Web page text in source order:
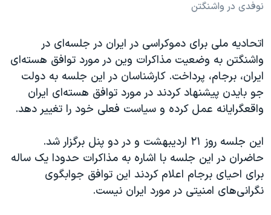
تریبونال مردمی آبان ۹۸
چهل سال گروگان‌گیری
قانون شفافیت دارائی کادر رهبری ایران
اعتراضات مردمی آبان ۹۸
اسرائیل در جنگ
نرگس محمدی برنده جایزه نوبل صلح
همایش محافظه‌کاران آمریکا «سی‌پک»
صفحه‌های ویژه
نوفدی در واشنگتن
اتحادیه ملی برای دموکراسی در ایران در جلسه‌ای در
واشنگتن به وضعیت مذاکرات وین در مورد توافق هسته‌ای
ایران، برجام، پرداخت. کارشناسان در این جلسه به دولت
جو بایدن پیشنهاد کردند در مورد توافق هسته‌ای ایران
واقعگرایانه عمل کرده و سیاست فعلی خود را تغییر دهد.
این جلسه روز ۲۱ اردیبهشت و در دو پنل برگزار شد.
حاضران در این جلسه با اشاره به مذاکرات حدودا یک ساله
برای احیای برجام اعلام کردند این توافق جوابگوی
نگرانی‌های امنیتی در مورد ایران نیست.